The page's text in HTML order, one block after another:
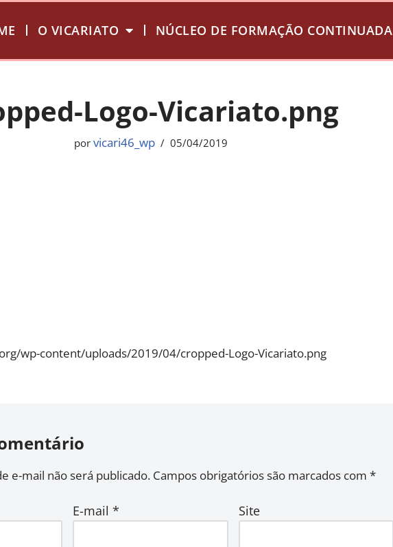
O VICARIATO NÚCLEO DE FORMAÇÃO CONTINUADA
Logo-Vicariato.png
por vicari46_wp 05/04/2019
wp-content/uploads/2019/04/cropped-Logo-Vicariato.png
e-mail não será publicado. Campos obrigatórios são marcados com *
E-mail* Site